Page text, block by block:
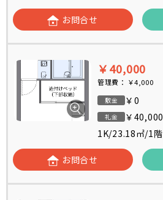
お問合せ
￥40,000
管理費： ￥4,000
敷金 ￥0
礼金
￥40,000
1K/23.18㎡/1階
お問合せ